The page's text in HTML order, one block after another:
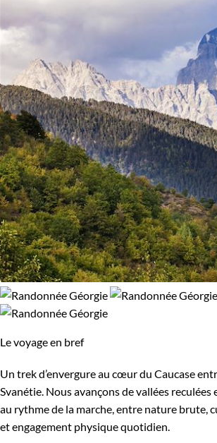
Le voyage en bref
Un trek d’envergure au cœur du Caucase
Svanétie. Nous avançons de vallées reculées
au rythme de la marche, entre nature brute,
et engagement physique quotidien.